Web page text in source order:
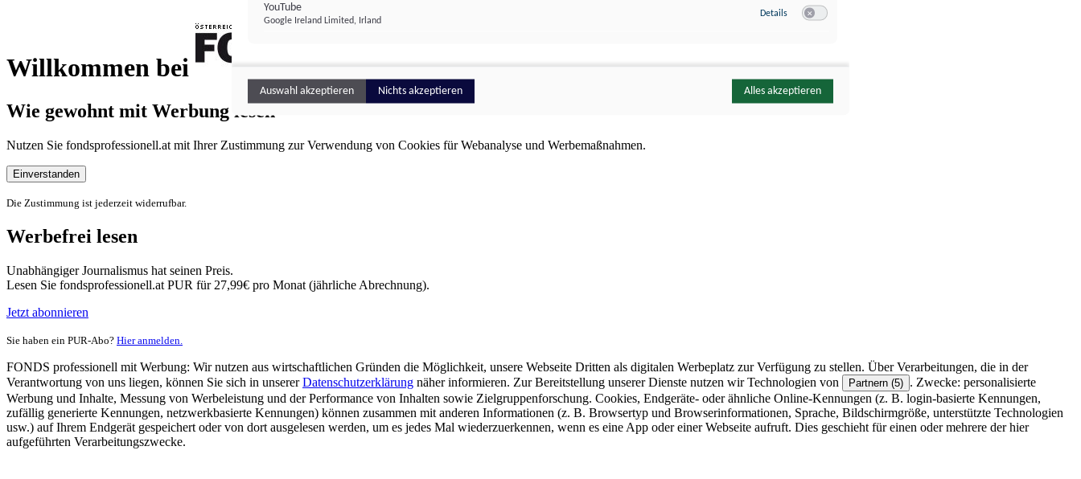
Willkommen bei
FONDS professionell
Wie gewohnt mit Werbung lesen
Nutzen Sie fondsprofessionell.at mit Ihrer Zustimmung zur Verwendung von Cookies für Webanalyse und Werbemaßnahmen.
Einverstanden
Die Zustimmung ist jederzeit widerrufbar.
Werbefrei lesen
Unabhängiger Journalismus hat seinen Preis.
Lesen Sie fondsprofessionell.at PUR für 27,99€ pro Monat (jährliche Abrechnung).
Jetzt abonnieren
Sie haben ein PUR-Abo? Hier anmelden.
FONDS professionell mit Werbung: Wir nutzen aus wirtschaftlichen Gründen die Möglichkeit, unsere Webseite Dritten als digitalen Werbeplatz zur Verfügung zu stellen. Über Verarbeitungen, die in der
Verantwortung von uns liegen, können Sie sich in unsererDatenschutzerklärung näher informieren. Zur Bereitstellung unserer Dienste nutzen wir Technologien von Partnern (5) . Zwecke: personalisierte
Werbung und Inhalte, Messung von Werbeleistung und der Performance von Inhalten sowie Zielgruppenforschung. Cookies, Endgeräte- oder ähnliche Online-Kennungen (z. B. login-basierte Kennungen,
zufällig generierte Kennungen, netzwerkbasierte Kennungen) können zusammen mit anderen Informationen (z. B. Browsertyp und Browserinformationen, Sprache, Bildschirmgröße, unterstützte Technologien
usw.) auf Ihrem Endgerät gespeichert oder von dort ausgelesen werden, um es jedes Mal wiederzuerkennen, wenn es eine App oder einer Webseite aufruft. Dies geschieht für einen oder mehrere der hier
aufgeführten Verarbeitungszwecke.
YouTube
Google Ireland Limited, Irland
Details zu YouTube
Auswahl akzeptieren Nichts akzeptieren Alles akzeptieren